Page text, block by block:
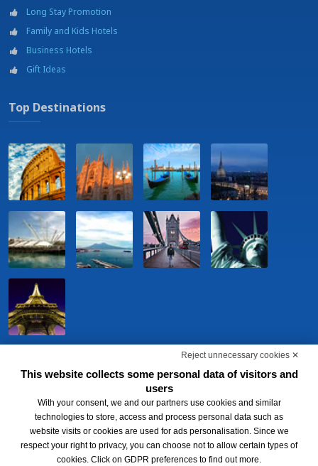
Long Stay Promotion
Family and Kids Hotels
Business Hotels
Gift Ideas
Top Destinations
BWH Hotels Italia S.c.p.a. - Società Benefit - via Livraghi, 1/b - 20126
Milano - P.IVA 06865290156 -Change cookie preferences-Privacy
Reject unnecessary cookies ✕
This website collects some personal data of visitors and
users
With your consent, we and our partners use cookies and similar
technologies to store, access and process personal data such as
website visits or cookies are used for ads personalisation. Since we
respect your right to privacy, you can choose not to allow certain types of
cookies. Click on GDPR preferences to find out more.